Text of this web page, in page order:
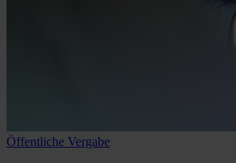
Öffentliche Vergabe